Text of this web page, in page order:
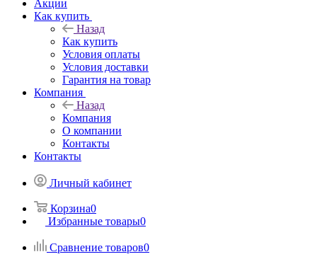
Акции
Как купить
Назад
Как купить
Условия оплаты
Условия доставки
Гарантия на товар
Компания
Назад
Компания
О компании
Контакты
Контакты
Личный кабинет
Корзина0
Избранные товары0
Сравнение товаров0